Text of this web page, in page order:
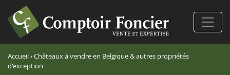
Accueil›Châteaux à vendre en Belgique & autres propriétés
d'exception